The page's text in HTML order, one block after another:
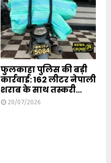
फुलकाहा पुलिस की बड़ी
कार्रवाई: 162 लीटर नेपाली
शराब के साथ तस्करी...
20/07/2026